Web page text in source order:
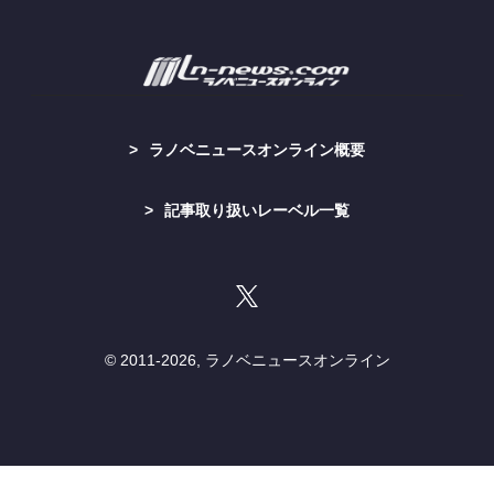
ラノベニュースオンライン概要
記事取り扱いレーベル一覧
© 2011-2026, ラノベニュースオンライン